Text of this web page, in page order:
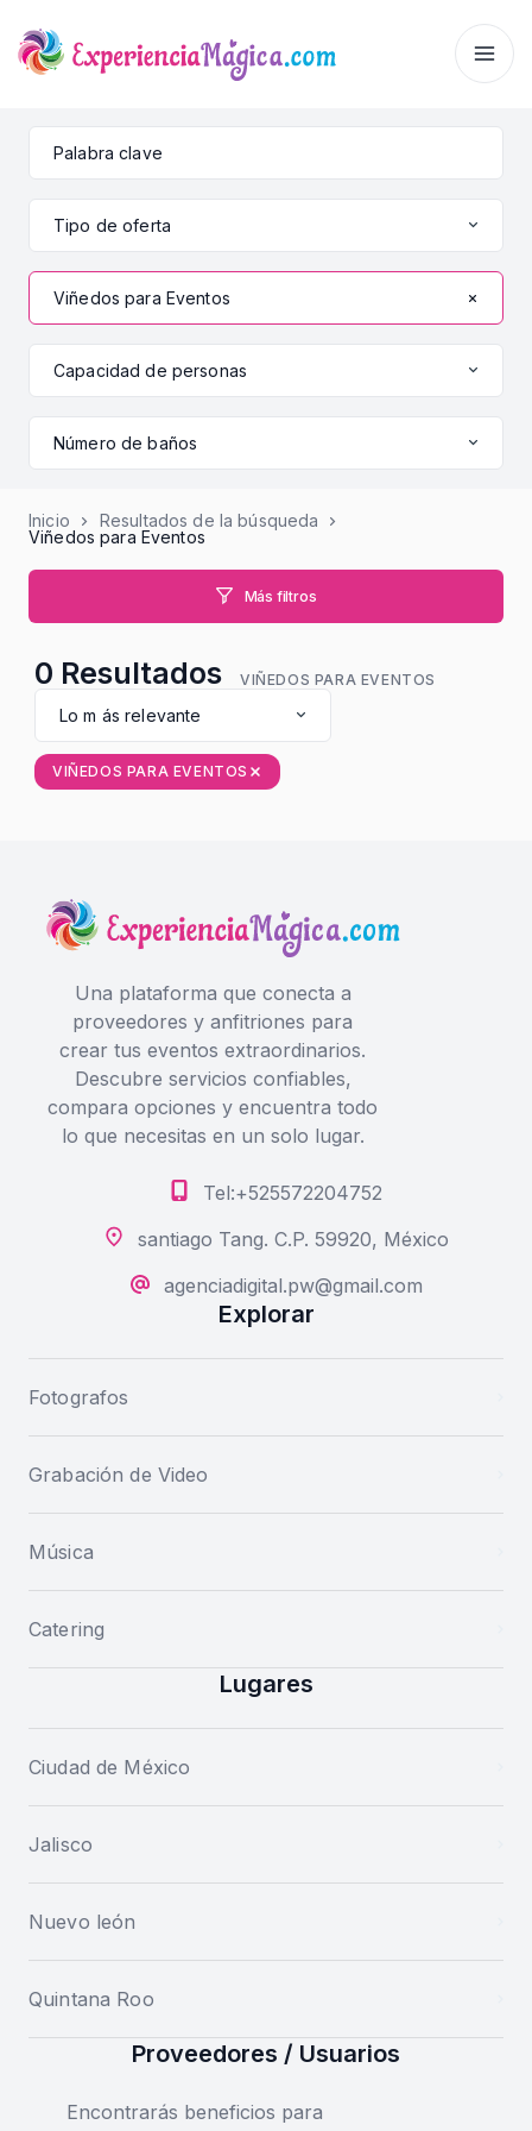
Tipo de oferta
Viñedos para Eventos
Capacidad de personas
Número de baños
Inicio
Resultados de la búsqueda
Viñedos para Eventos
Más filtros
0 Resultados VIÑEDOS PARA EVENTOS
Lo m ás relevante
VIÑEDOS PARA EVENTOS
Una plataforma que conecta a
proveedores y anfitriones para
crear tus eventos extraordinarios.
Descubre servicios confiables,
compara opciones y encuentra todo
lo que necesitas en un solo lugar.
Tel:+525572204752
santiago Tang. C.P. 59920, México
agenciadigital.pw@gmail.com
Explorar
Fotografos
Grabación de Video
Música
Catering
Lugares
Ciudad de México
Jalisco
Nuevo león
Quintana Roo
Proveedores / Usuarios
Encontrarás beneficios para